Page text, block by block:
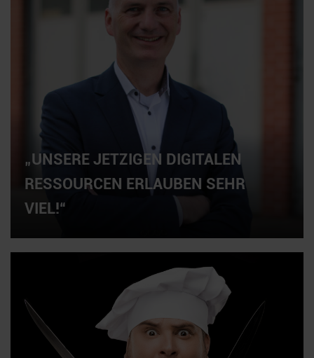
„UNSERE JETZIGEN DIGITALEN
RESSOURCEN ERLAUBEN SEHR
VIEL!“